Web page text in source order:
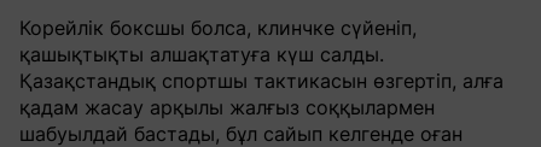
Корейлік боксшы болса, клинчке сүйеніп,
қашықтықты алшақтатуға күш салды.
Қазақстандық спортшы тактикасын өзгертіп, алға
қадам жасау арқылы жалғыз соққылармен
шабуылдай бастады, бұл сайып келгенде оған